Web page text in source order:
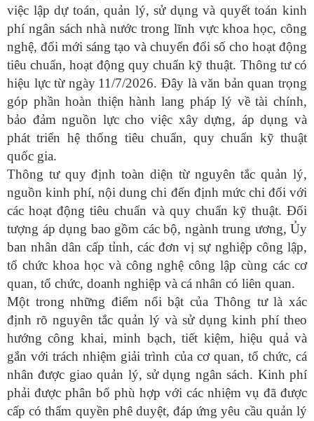
việc lập dự toán, quản lý, sử dụng và quyết toán kinh
phí ngân sách nhà nước trong lĩnh vực khoa học, công
nghệ, đổi mới sáng tạo và chuyển đổi số cho hoạt động
tiêu chuẩn, hoạt động quy chuẩn kỹ thuật. Thông tư có
hiệu lực từ ngày 11/7/2026.Đây là văn bản quan trọng
góp phần hoàn thiện hành lang pháp lý về tài chính,
bảo đảm nguồn lực cho việc xây dựng, áp dụng và
phát triển hệ thống tiêu chuẩn, quy chuẩn kỹ thuật
quốc gia.
Thông tư quy định toàn diện từ nguyên tắc quản lý,
nguồn kinh phí, nội dung chi đến định mức chi đối với
các hoạt động tiêu chuẩn và quy chuẩn kỹ thuật. Đối
tượng áp dụng bao gồm các bộ, ngành trung ương, Ủy
ban nhân dân cấp tỉnh, các đơn vị sự nghiệp công lập,
tổ chức khoa học và công nghệ công lập cùng các cơ
quan, tổ chức, doanh nghiệp và cá nhân có liên quan.
Một trong những điểm nổi bật của Thông tư là xác
định rõ nguyên tắc quản lý và sử dụng kinh phí theo
hướng công khai, minh bạch, tiết kiệm, hiệu quả và
gắn với trách nhiệm giải trình của cơ quan, tổ chức, cá
nhân được giao quản lý, sử dụng ngân sách. Kinh phí
phải được phân bổ phù hợp với các nhiệm vụ đã được
cấp có thẩm quyền phê duyệt, đáp ứng yêu cầu quản lý